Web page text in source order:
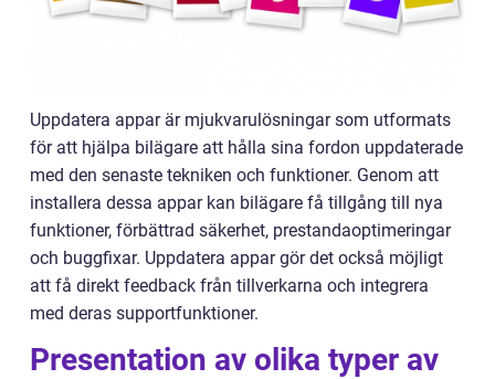
Uppdatera appar är mjukvarulösningar som utformats
för att hjälpa bilägare att hålla sina fordon uppdaterade
med den senaste tekniken och funktioner. Genom att
installera dessa appar kan bilägare få tillgång till nya
funktioner, förbättrad säkerhet, prestandaoptimeringar
och buggfixar. Uppdatera appar gör det också möjligt
att få direkt feedback från tillverkarna och integrera
med deras supportfunktioner.
Presentation av olika typer av